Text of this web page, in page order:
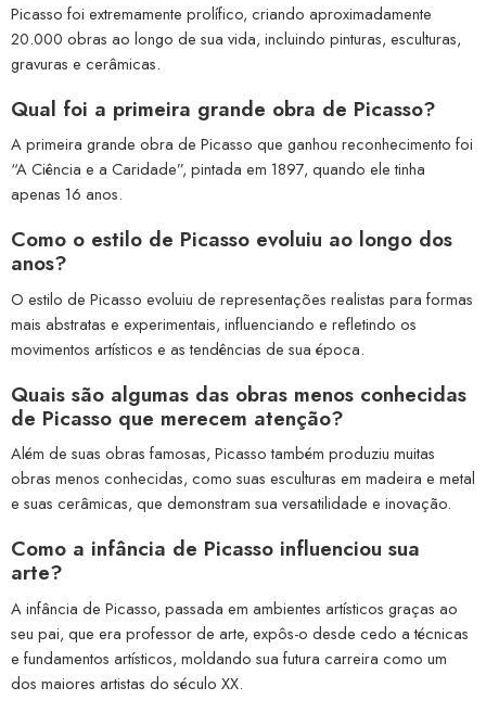
Picasso foi extremamente prolífico, criando aproximadamente
20.000 obras ao longo de sua vida, incluindo pinturas, esculturas,
gravuras e cerâmicas.
Qual foi a primeira grande obra de Picasso?
A primeira grande obra de Picasso que ganhou reconhecimento foi
“A Ciência e a Caridade”, pintada em 1897, quando ele tinha
apenas 16 anos.
Como o estilo de Picasso evoluiu ao longo dos
anos?
O estilo de Picasso evoluiu de representações realistas para formas
mais abstratas e experimentais, influenciando e refletindo os
movimentos artísticos e as tendências de sua época.
Quais são algumas das obras menos conhecidas
de Picasso que merecem atenção?
Além de suas obras famosas, Picasso também produziu muitas
obras menos conhecidas, como suas esculturas em madeira e metal
e suas cerâmicas, que demonstram sua versatilidade e inovação.
Como a infância de Picasso influenciou sua
arte?
A infância de Picasso, passada em ambientes artísticos graças ao
seu pai, que era professor de arte, expôs-o desde cedo a técnicas
e fundamentos artísticos, moldando sua futura carreira como um
dos maiores artistas do século XX.